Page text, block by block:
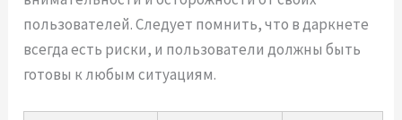
пользователей. Следует помнить, что в даркнете
всегда есть риски, и пользователи должны быть
готовы к любым ситуациям.